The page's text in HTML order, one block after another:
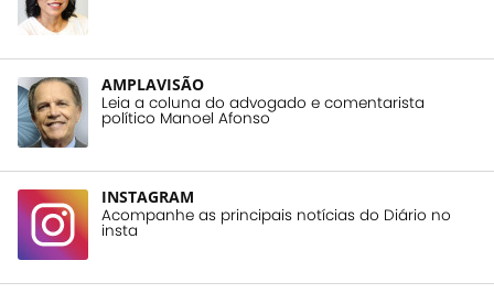
AMPLAVISÃO
Leia a coluna do advogado e comentarista
político Manoel Afonso
INSTAGRAM
Acompanhe as principais notícias do Diário no
insta